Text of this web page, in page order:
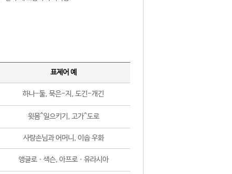
표제어 예
하나-둘, 묵은-지, 도긴-개긴
윗몸^일으키기, 고가^도로
사랑손님과 어머니, 이솝 우화
앵글로ㆍ색슨, 아프로ㆍ유라시아